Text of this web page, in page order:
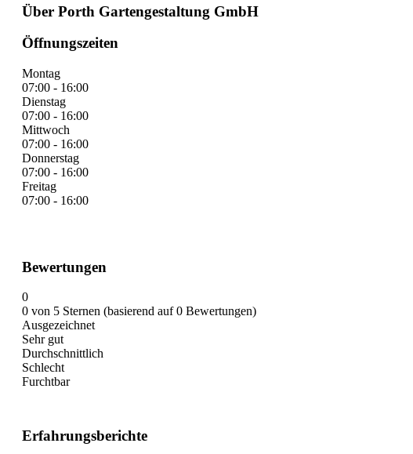
Über Porth Gartengestaltung GmbH
Öffnungszeiten
Montag
07:00 - 16:00
Dienstag
07:00 - 16:00
Mittwoch
07:00 - 16:00
Donnerstag
07:00 - 16:00
Freitag
07:00 - 16:00
Bewertungen
0
0 von 5 Sternen (basierend auf 0 Bewertungen)
Ausgezeichnet
Sehr gut
Durchschnittlich
Schlecht
Furchtbar
Erfahrungsberichte